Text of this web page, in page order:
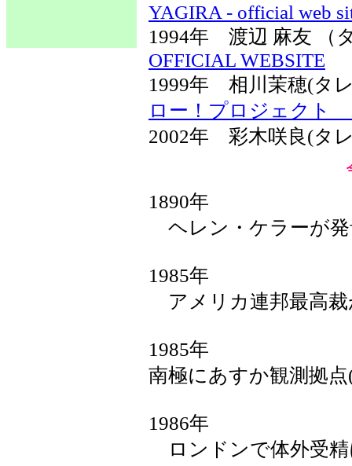
YAGIRA - official web
1994年 渡辺 麻友
OFFICIAL WEBSITE
1999年 相川茉穂(
ロー！プロジェクト
2002年 彩木咲良(
1890年
ヘレン・ケラーが
1985年
アメリカ連邦最高裁
1985年
南極にあすか観測拠
1986年
ロンドンで体外受精